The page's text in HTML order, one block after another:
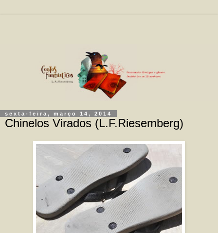
sexta-feira, março 14, 2014
Chinelos Virados (L.F.Riesemberg)